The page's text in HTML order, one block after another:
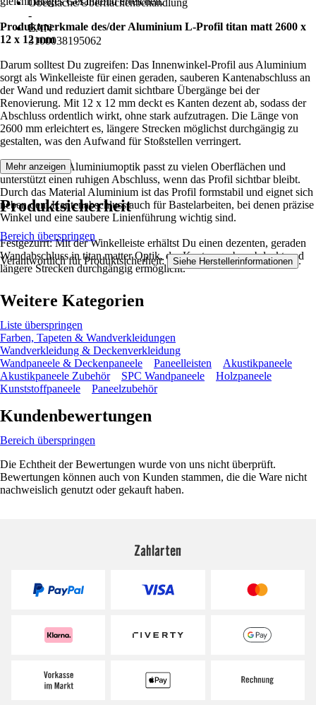
Oberfläche/Oberflächenbehandlung
-
EAN
3100038195062
Produktmerkmale des/der Aluminium L-Profil titan matt 2600 x
12 x 12 mm
Darum solltest Du zugreifen: Das Innenwinkel-Profil aus Aluminium
sorgt als Winkelleiste für einen geraden, sauberen Kantenabschluss an
der Wand und reduziert damit sichtbare Übergänge bei der
Renovierung. Mit 12 x 12 mm deckt es Kanten dezent ab, sodass der
Abschluss ordentlich wirkt, ohne stark aufzutragen. Die Länge von
2600 mm erleichtert es, längere Strecken möglichst durchgängig zu
gestalten, was den Aufwand für Stoßstellen verringert.
Die titan matte Aluminiumoptik passt zu vielen Oberflächen und
unterstützt einen ruhigen Abschluss, wenn das Profil sichtbar bleibt.
Durch das Material Aluminium ist das Profil formstabil und eignet sich
neben dem Kantenabschluss auch für Bastelarbeiten, bei denen präzise
Winkel und eine saubere Linienführung wichtig sind.
Festgezurrt: Mit der Winkelleiste erhältst Du einen dezenten, geraden
Wandabschluss in titan matter Optik, der Kanten sauber abdeckt und
längere Strecken durchgängig ermöglicht.
Mehr anzeigen
Produktsicherheit
Bereich überspringen
Verantwortlich für Produktsicherheit: Siehe Herstellerinformationen .
Weitere Kategorien
Liste überspringen
Farben, Tapeten & Wandverkleidungen
Wandverkleidung & Deckenverkleidung
Wandpaneele & Deckenpaneele
Paneelleisten
Akustikpaneele
Akustikpaneele Zubehör
SPC Wandpaneele
Holzpaneele
Kunststoffpaneele
Paneelzubehör
Kundenbewertungen
Bereich überspringen
Die Echtheit der Bewertungen wurde von uns nicht überprüft.
Bewertungen können auch von Kunden stammen, die die Ware nicht
nachweislich genutzt oder gekauft haben.
Zahlarten